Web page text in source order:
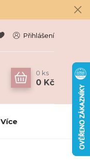
Přihlášení
0 ks
0 Kč
Více